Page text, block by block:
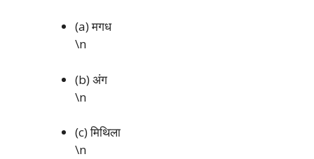
(a) मगध
\n
(b) अंग
\n
(c) मिथिला
\n